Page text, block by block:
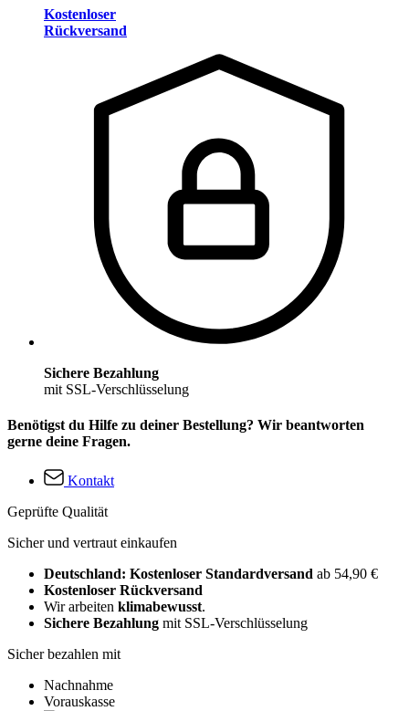
Kostenloser
Rückversand
Sichere Bezahlung
mit SSL-Verschlüsselung
Benötigst du Hilfe zu deiner Bestellung? Wir beantworten
gerne deine Fragen.
Kontakt
Geprüfte Qualität
Sicher und vertraut einkaufen
Deutschland: Kostenloser Standardversand ab 54,90 €
Kostenloser Rückversand
Wir arbeiten klimabewusst.
Sichere Bezahlung mit SSL-Verschlüsselung
Sicher bezahlen mit
Nachnahme
Vorauskasse